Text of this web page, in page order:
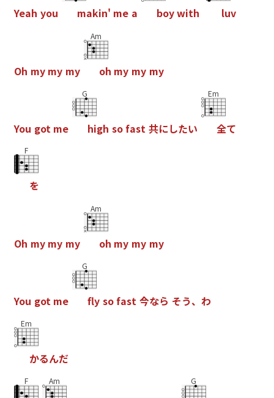
Yeah you makin' me a boywith luv
Oh my my my
Am
oh my my my
You got me
G
high sofast 共にしたい
Em
全て
F
を
Oh my my my
Am
oh my my my
You got me
G
fy sofast 今なら そう、 わ
Em
かるんだ
F Am G